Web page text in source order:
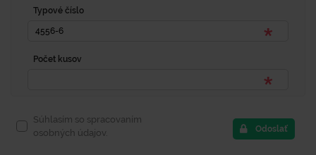
Typové číslo
Počet kusov
Súhlasím so spracovaním
osobných údajov.
Odoslať